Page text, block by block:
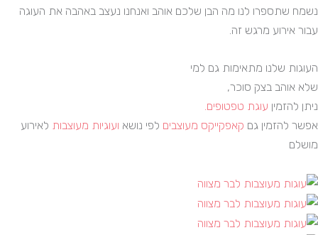
נשמח שתספרו לנו מה הבן שלכם אוהב ואנחנו נעצב באהבה את העוגה
עבור אירוע מרגש זה.
העוגות שלנו מתאימות גם למי
שלא אוהב בצק סוכר,
ניתן להזמין עוגת טפטופים.
אפשר להזמין גם קאפקייקס מעוצבים לפי נושא ועוגיות מעוצבות לאירוע
מושלם